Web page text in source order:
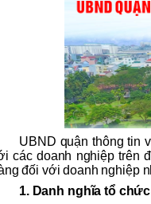
UBND quận thông tin
các doanh nghiệp trên
đối với doanh nghiệp
1. Danh nghĩa tổ